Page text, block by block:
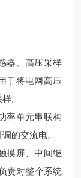
器、高压采样
于将电网高压
。
率单元串联构
的交流电。
摸屏、中间继
责对整个系统